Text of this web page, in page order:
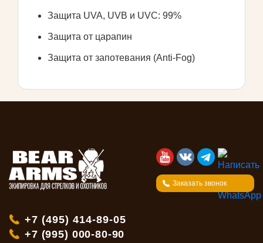
Защита UVA, UVB и UVC: 99%
Защита от царапин
Защита от запотевания (Anti-Fog)
Заказать звонок
+7 (495) 414-89-05
+7 (995) 000-80-90